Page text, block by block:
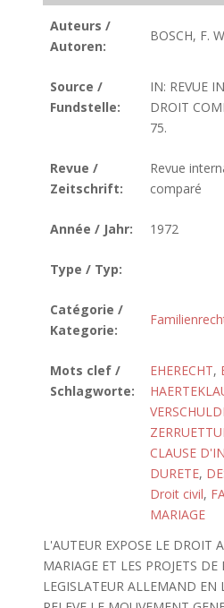
Auteurs /
Autoren:
BOSCH, F.
Source /
Fundstelle:
IN: REVUE
DROIT
75.
Revue /
Zeitschrift:
Revue
comparé
Année / Jahr: 1972
Type / Typ:
Catégorie /
Kategorie:
Mots clef /
Schlagworte:
EHERECHT,
CLAUSE
DURETE,
Droit civil,
MARIAGE
L'AUTEUR EXPOSE LE DROIT
MARIAGE ET LES PROJETS DE
LEGISLATEUR ALLEMAND EN